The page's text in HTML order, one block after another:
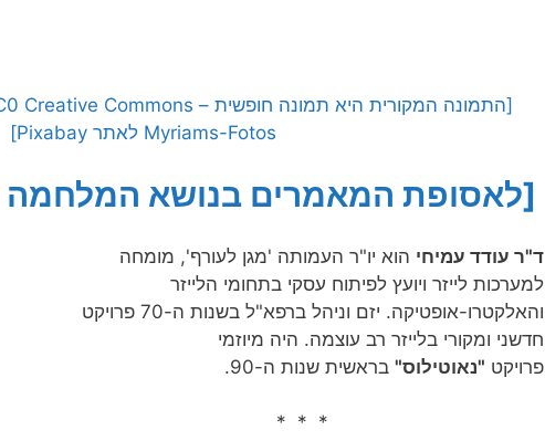
Myriams-Fotos לאתר Pixabay]
[לאסופת המאמרים בנושא המלחמה
ד"ר עודד עמיחי הוא יו"ר העמותה 'מגן לעורף', מומחה
למערכות לייזר ויועץ לפיתוח עסקי בתחומי הלייזר
והאלקטרו-אופטיקה. יזם וניהל ברפא"ל בשנות ה-70 פרויקט
חדשני ומקורי בלייזר רב עוצמה. היה מיוזמי
פרויקט "נאוטילוס" בראשית שנות ה-90.
* * *